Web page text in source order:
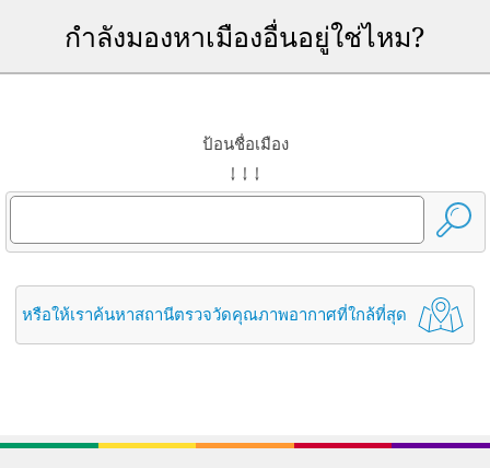
Three Rivers, Sedibeng, South Africa
Welgegund-NAQI, Dr Kenneth Kaunda, South Africa
Worcester-NAQI, Cape Winelands, South Africa
113
33 วัน
--
eMalahleni -MP Province, Nkangala, South Africa
South Africa 🇿🇦
AMSA Vanderbijlpark Works, Emfuleni Ward 25, South Africa
174 ES_Irene, Ekurhuleni Ward 1, South Africa
กำลังมองหาเมืองอื่นอยู่ใช่ไหม?
ป้อนชื่อเมือง
↓ ↓ ↓
หรือให้เราค้นหาสถานีตรวจวัดคุณภาพอากาศที่ใกล้ที่สุด